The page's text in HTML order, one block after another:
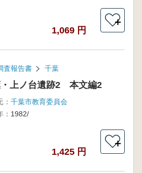
1,069 円
＋
査報告書 千葉
上ノ台遺跡2 本文編2
千葉市教育委員会
： 1982/
1,425 円
＋